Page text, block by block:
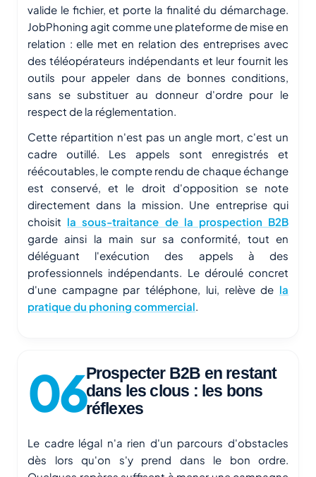
valide le fichier, et porte la finalité du démarchage.
JobPhoning agit comme une plateforme de mise en
relation : elle met en relation des entreprises avec
des téléopérateurs indépendants et leur fournit les
outils pour appeler dans de bonnes conditions,
sans se substituer au donneur d'ordre pour le
respect de la réglementation.
Cette répartition n'est pas un angle mort, c'est un
cadre outillé. Les appels sont enregistrés et
réécoutables, le compte rendu de chaque échange
est conservé, et le droit d'opposition se note
directement dans la mission. Une entreprise qui
choisit la sous-traitance de la prospection B2B
garde ainsi la main sur sa conformité, tout en
déléguant l'exécution des appels à des
professionnels indépendants. Le déroulé concret
d'une campagne par téléphone, lui, relève de la
pratique du phoning commercial.
Prospecter B2B en restant
dans les clous : les bons
réflexes
Le cadre légal n'a rien d'un parcours d'obstacles
dès lors qu'on s'y prend dans le bon ordre.